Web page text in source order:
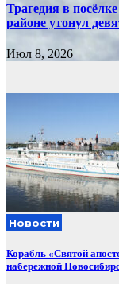
Трагедия в
районе утонул
Июл 8, 2026
Новости
Корабль «Святой
набережной